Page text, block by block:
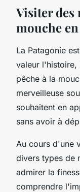
Visiter des
mouche
La Patagonie
valeur l'histoire,
pêche à la
merveilleuse
souhaitent en
sans avoir à
Au cours d'une
divers types de
admirer la
comprendre